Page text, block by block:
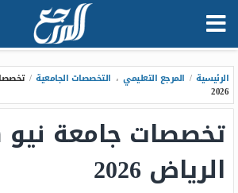
الرئيسية / المرجع التعليمي ، التخصصات الجامعية /
2026
تخصصات جامعة
الرياض 2026